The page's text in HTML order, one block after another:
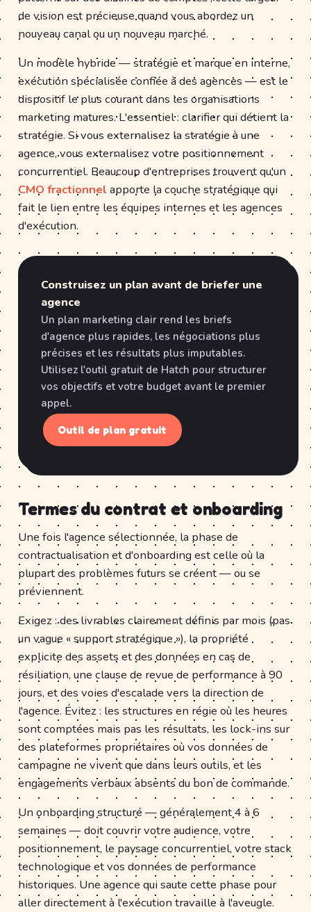
de vision est précieuse quand vous abordez un
nouveau canal ou un nouveau marché.
Un modèle hybride — stratégie et marque en interne,
exécution spécialisée confiée à des agences — est le
dispositif le plus courant dans les organisations
marketing matures. L'essentiel : clarifier qui détient la
stratégie. Si vous externalisez la stratégie à une
agence, vous externalisez votre positionnement
concurrentiel. Beaucoup d'entreprises trouvent qu'un
CMO fractionnel apporte la couche stratégique qui
fait le lien entre les équipes internes et les agences
d'exécution.
Construisez un plan avant de briefer une
agence
Un plan marketing clair rend les briefs
d'agence plus rapides, les négociations plus
précises et les résultats plus imputables.
Utilisez l'outil gratuit de Hatch pour structurer
vos objectifs et votre budget avant le premier
appel.
Outil de plan gratuit
Termes du contrat et onboarding
Une fois l'agence sélectionnée, la phase de
contractualisation et d'onboarding est celle où la
plupart des problèmes futurs se créent — ou se
préviennent.
Exigez : des livrables clairement définis par mois (pas
un vague « support stratégique »), la propriété
explicite des assets et des données en cas de
résiliation, une clause de revue de performance à 90
jours, et des voies d'escalade vers la direction de
l'agence. Évitez : les structures en régie où les heures
sont comptées mais pas les résultats, les lock-ins sur
des plateformes propriétaires où vos données de
campagne ne vivent que dans leurs outils, et les
engagements verbaux absents du bon de commande.
Un onboarding structuré — généralement 4 à 6
semaines — doit couvrir votre audience, votre
positionnement, le paysage concurrentiel, votre stack
technologique et vos données de performance
historiques. Une agence qui saute cette phase pour
aller directement à l'exécution travaille à l'aveugle.